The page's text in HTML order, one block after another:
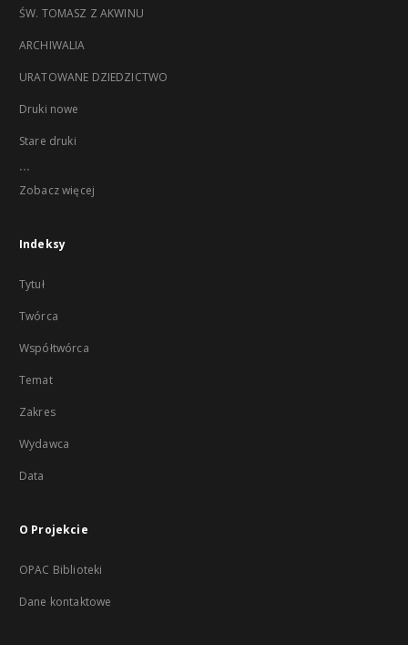
ŚW. TOMASZ Z AKWINU
ARCHIWALIA
URATOWANE DZIEDZICTWO
Druki nowe
Stare druki
...
Zobacz więcej
Indeksy
Tytuł
Twórca
Współtwórca
Temat
Zakres
Wydawca
Data
O Projekcie
OPAC Biblioteki
Dane kontaktowe